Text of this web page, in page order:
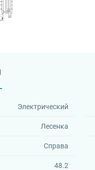
Электрический
Лесенка
Справа
48.2